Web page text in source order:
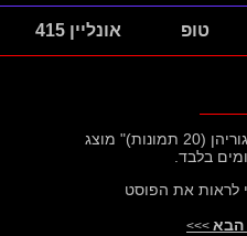
טופ אונליין 415
פוסט "חתולות וגוריהן (20 תמונות)" מוצג
בלבד.
לראות את הפוסט
הבא >>>